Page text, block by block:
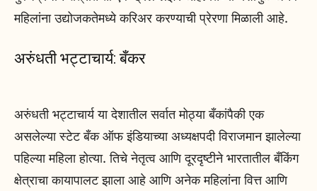
महिलांना उद्योजकतेमध्ये करिअर करण्याची प्रेरणा मिळाली आहे.
अरुंधती भट्टाचार्य: बँकर
अरुंधती भट्टाचार्य या देशातील सर्वात मोठ्या बँकांपैकी एक
असलेल्या स्टेट बँक ऑफ इंडियाच्या अध्यक्षपदी विराजमान झालेल्या
पहिल्या महिला होत्या. तिचे नेतृत्व आणि दूरदृष्टीने भारतातील बँकिंग
क्षेत्राचा कायापालट झाला आहे आणि अनेक महिलांना वित्त आणि